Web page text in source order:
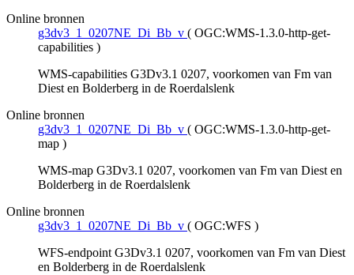
Online bronnen
g3dv3_1_0207NE_Di_Bb_v ( OGC:WMS-1.3.0-http-get-
capabilities )
WMS-capabilities G3Dv3.1 0207, voorkomen van Fm van
Diest en Bolderberg in de Roerdalslenk
Online bronnen
g3dv3_1_0207NE_Di_Bb_v ( OGC:WMS-1.3.0-http-get-
map )
WMS-map G3Dv3.1 0207, voorkomen van Fm van Diest en
Bolderberg in de Roerdalslenk
Online bronnen
g3dv3_1_0207NE_Di_Bb_v ( OGC:WFS )
WFS-endpoint G3Dv3.1 0207, voorkomen van Fm van Diest
en Bolderberg in de Roerdalslenk